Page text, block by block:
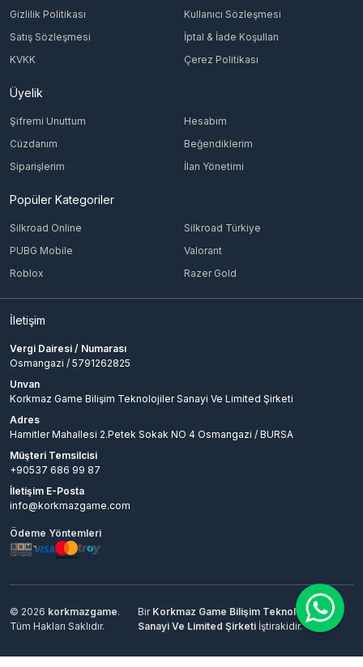
Gizlilik Politikası
Kullanıcı Sözleşmesi
Satış Sözleşmesi
İptal & İade Koşulları
KVKK
Çerez Politikası
Üyelik
Şifremi Unuttum
Hesabım
Cüzdanım
Beğendiklerim
Siparişlerim
İlan Yönetimi
Popüler Kategoriler
Silkroad Online
Silkroad Türkiye
PUBG Mobile
Valorant
Roblox
Razer Gold
İletişim
Vergi Dairesi / Numarası
Osmangazi / 5791262825
Unvan
Korkmaz Game Bilişim Teknolojiler Sanayi Ve Limited Şirketi
Adres
Hamitler Mahallesi 2.Petek Sokak NO 4 Osmangazi / BURSA
Müşteri Temsilcisi
+90537 686 99 87
İletişim E-Posta
info@korkmazgame.com
Ödeme Yöntemleri
© 2026 korkmazgame.
Tüm Hakları Saklıdır.
Bir Korkmaz Game Bilişim Teknolojiler
Sanayi Ve Limited Şirketi İştirakidir.